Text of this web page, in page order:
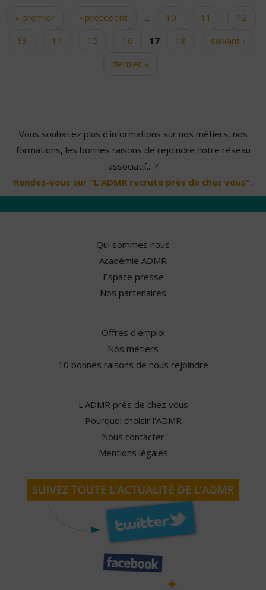
Pages
« premier ‹ précédent … 10 11
12
13
14 15 16 17 18
suivant ›
dernier »
Vous souhaitez plus d'informations sur nos métiers, nos
formations, les bonnes raisons de rejoindre notre réseau
associatif... ?
Rendez-vous sur "L'ADMR recrute près de chez vous".
Qui sommes nous
Académie ADMR
Espace presse
Nos partenaires
Offres d'emploi
Nos métiers
10 bonnes raisons de nous rejoindre
L'ADMR près de chez vous
Pourquoi choisir l'ADMR
Nous contacter
Mentions légales